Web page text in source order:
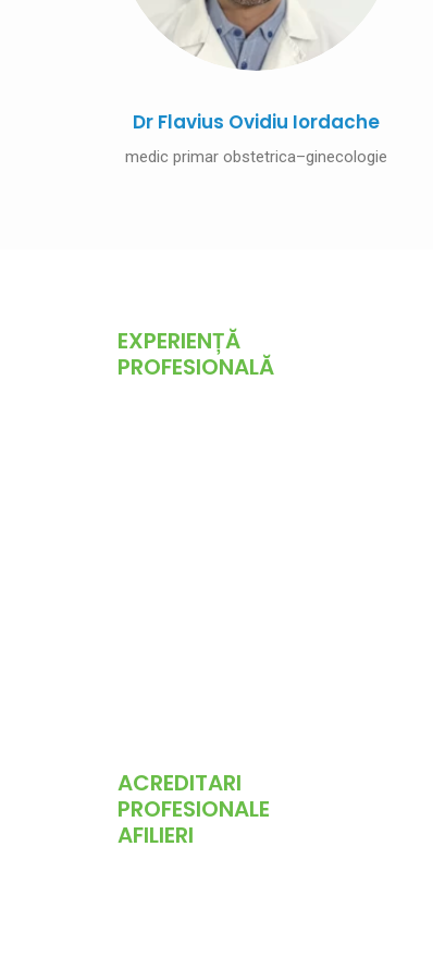
Dr Flavius Ovidiu Iordache
medic primar obstetrica–ginecologie
EXPERIENȚĂ
PROFESIONALĂ
ACREDITARI
PROFESIONALE
AFILIERI